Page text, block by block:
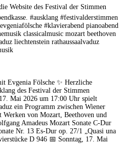
Evgenia Fölsche ✨ Herzliche
des Festival der Stimmen
Mai 2026 um 17:00 Uhr spielt
ein Programm zwischen Wiener
von Mozart, Beethoven und
Amadeus Mozart Sonate C-Dur
Nr. 13 Es-Dur op. 27/1 „Quasi una
D 946 📅 Sonntag, 17. Mai